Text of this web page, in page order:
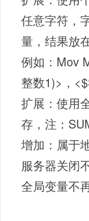
任意字符，
量，结果放
例如：Mov
整数1)>，
扩展：使用
存，注：
增加：属于
服务器关闭
全局变量不